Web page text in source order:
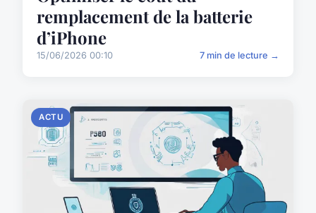
remplacement de la batterie
d’iPhone
15/06/2026 00:10 7 min de lecture →
ACTU